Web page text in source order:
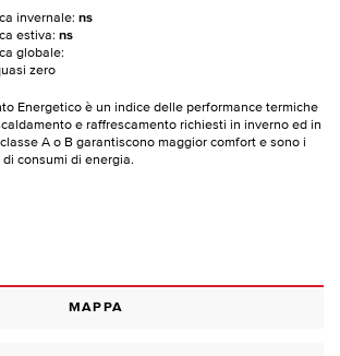
invernale: ns
estiva: ns
globale:
zero
Energetico è un indice delle performance termiche
e raffrescamento richiesti in inverno ed in
A o B garantiscono maggior comfort e sono i
consumi di energia.
MAPPA